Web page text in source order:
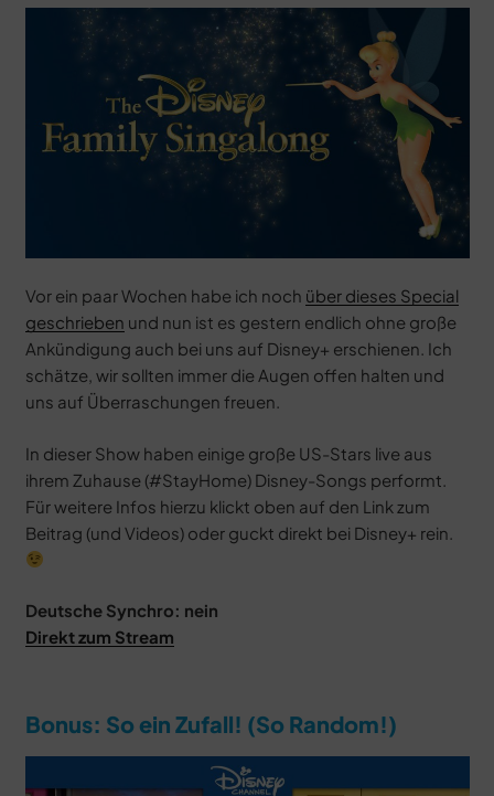
Vor ein paar Wochen habe ich noch über dieses Special
geschrieben und nun ist es gestern endlich ohne große
Ankündigung auch bei uns auf Disney+ erschienen. Ich
schätze, wir sollten immer die Augen offen halten und
uns auf Überraschungen freuen.
In dieser Show haben einige große US-Stars live aus
ihrem Zuhause (#StayHome) Disney-Songs performt.
Für weitere Infos hierzu klickt oben auf den Link zum
Beitrag (und Videos) oder guckt direkt bei Disney+ rein.
Deutsche Synchro: nein
Direkt zum Stream
Bonus: So ein Zufall! (So Random!)